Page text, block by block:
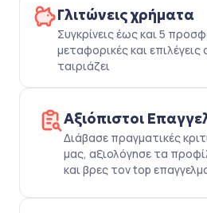
Γλιτώνεις χρήματα
Συγκρίνεις έως και 5
μεταφορικές και
ταιριάζει
Αξιόπιστοι
Διάβασε πραγματικές
μας, αξιολόγησε τα
και βρες τον top